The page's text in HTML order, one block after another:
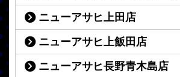
ニューアサヒ上田店
ニューアサヒ上飯田店
ニューアサヒ長野青木島店